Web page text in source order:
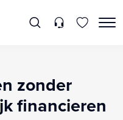
zonder
financieren